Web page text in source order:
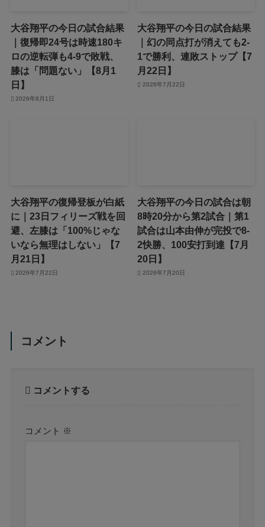
大谷翔平の今日の試合結果
｜復帰即24号は時速180キ
ロの逆転弾も4-9で敗戦、
膝は「問題ない」【8月1
日】
2026年8月1日
大谷翔平の今日の試合結果
｜幻の同点打が消えても2-
1で勝利、連敗ストップ【7
月22日】
2026年7月22日
大谷翔平の復帰登板が白紙
に｜23日フィリーズ戦を回
避、左膝は「100%じゃな
いなら無理はしない」【7
月21日】
2026年7月22日
大谷翔平の今日の試合は朝
8時20分から第2試合｜第1
試合は山本由伸が完投で8-
2快勝、100安打到達【7月
20日】
2026年7月20日
コメント
コメントする
コメント ※